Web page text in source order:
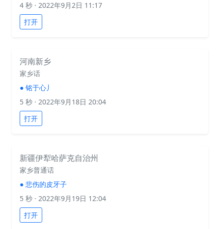
4 秒 · 2022年9月2日 11:17
打开
河南新乡
家乡话
● 铭于心丿
5 秒 · 2022年9月18日 20:04
打开
新疆伊犁哈萨克自治州
家乡普通话
● 悲伤的皮牙子
5 秒 · 2022年9月19日 12:04
打开